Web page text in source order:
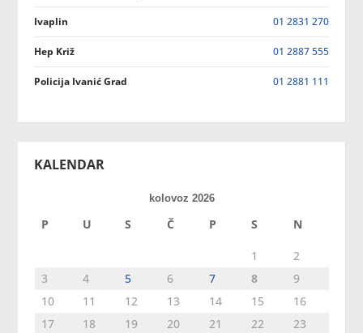
Ivaplin 01 2831 270
Hep Križ 01 2887 555
Policija Ivanić Grad 01 2881 111
KALENDAR
kolovoz 2026
P U S Č P S N
1
2
3
4 5 6 7 8
9
10
11 12 13 14 15
16
17
18 19 20 21 22
23